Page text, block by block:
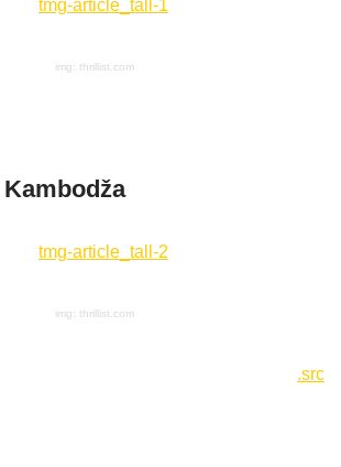
img: thrillist.com
img: thrillist.com
.src